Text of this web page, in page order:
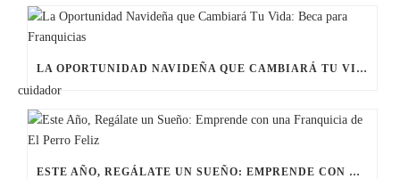
LA OPORTUNIDAD NAVIDEÑA QUE CAMBIARÁ TU VIDA: BECA PARA FRANQUICIAS
ESTE AÑO, REGÁLATE UN SUEÑO: EMPRENDE CON UNA FRANQUICIA DE EL PERRO FELIZ